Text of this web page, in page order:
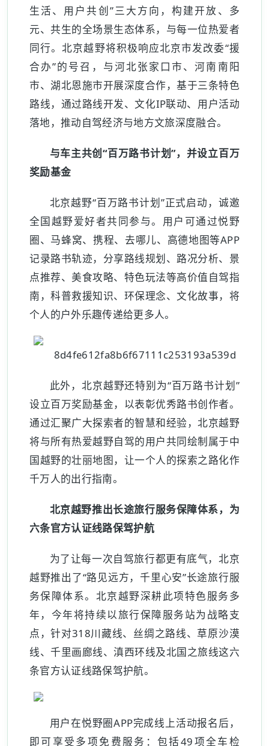
生活、用户共创”三大方向，构建开放、多
元、共生的全场景生态体系，与每一位热爱者
同行。北京越野将积极响应北京市发改委“援
合办”的号召，与河北张家口市、河南南阳
市、湖北恩施市开展深度合作，基于三条特色
路线，通过路线开发、文化IP联动、用户活动
落地，推动自驾经济与地方文旅深度融合。
与车主共创“百万路书计划”，并设立百万
奖励基金
北京越野“百万路书计划”正式启动，诚邀
全国越野爱好者共同参与。用户可通过悦野
圈、马蜂窝、携程、去哪儿、高德地图等APP
记录路书轨迹，分享路线规划、路况分析、景
点推荐、美食攻略、特色玩法等高价值自驾指
南，科普救援知识、环保理念、文化故事，将
个人的户外乐趣传递给更多人。
此外，北京越野还特别为“百万路书计划”
设立百万奖励基金，以表彰优秀路书创作者。
通过汇聚广大探索者的智慧和经验，北京越野
将与所有热爱越野自驾的用户共同绘制属于中
国越野的壮丽地图，让一个人的探索之路化作
千万人的出行指南。
北京越野推出长途旅行服务保障体系，为
六条官方认证线路保驾护航
为了让每一次自驾旅行都更有底气，北京
越野推出了“路见远方，千里心安”长途旅行服
务保障体系。北京越野深耕此项特色服务多
年，今年将持续以旅行保障服务站为战略支
点，针对318川藏线、丝绸之路线、草原沙漠
线、千里画廊线、滇西环线及北国之旅线这六
条官方认证线路保驾护航。
用户在悦野圈APP完成线上活动报名后，
即可享受多项免费服务：包括49项全车检